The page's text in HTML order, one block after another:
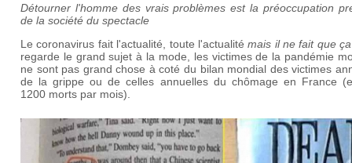
Détourner l'homme des vrais problèmes est la préoccupation
de la société du spectacle
Le coronavirus fait l'actualité, toute l'actualitémais il ne fait que ça
regarde le grand sujet à la mode, les victimes de la pandémie
ne sont pas grand chose à coté du bilan mondial des victimes
de la grippe ou de celles annuelles du chômage en France
1200 morts par mois).